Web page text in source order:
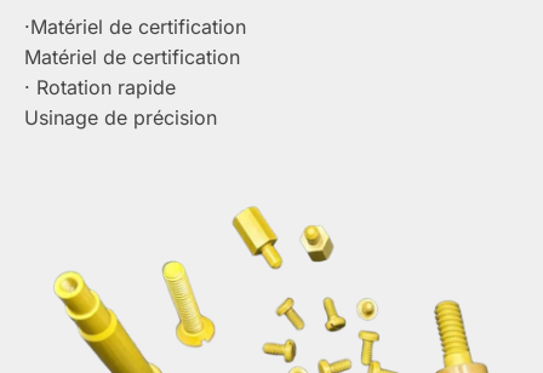
·Matériel de certification
Matériel de certification
· Rotation rapide
Usinage de précision